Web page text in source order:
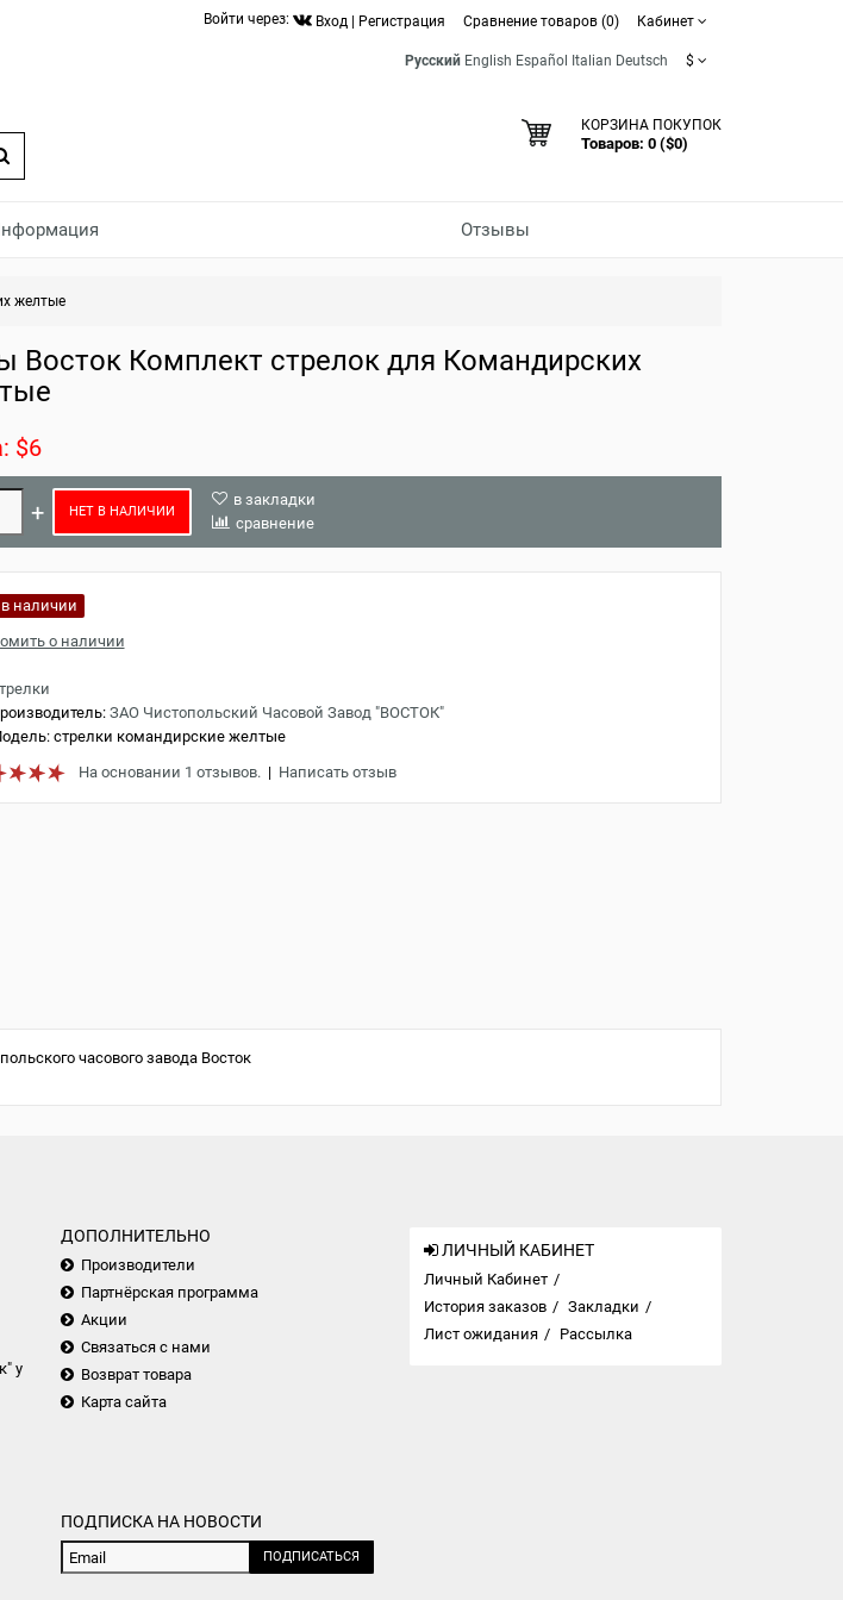
Войти через: Вход Регистрация Сравнение товаров (0) Кабинет
Русский English Español Italian Deutsch $
КОРЗИНА ПОКУПОК
Товаров: 0 ($0)
Отзывы
желтые
Восток Комплект стрелок для Командирских
$6
НЕТ В НАЛИЧИИ
в закладки
сравнение
наличии
о наличии
ЗАО Чистопольский Часовой Завод "ВОСТОК"
стрелки командирские желтые
На основании 1 отзывов.| Написать отзыв
часового завода Восток
у
ДОПОЛНИТЕЛЬНО
Производители
Партнёрская программа
Акции
Связаться с нами
Возврат товара
Карта сайта
ПОДПИСКА НА НОВОСТИ
ПОДПИСАТЬСЯ
ЛИЧНЫЙ КАБИНЕТ
Личный Кабинет
История заказов
Закладки
Лист ожидания
Рассылка